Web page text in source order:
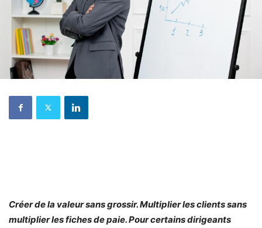
Créer de la valeur sans grossir. Multiplier les clients sans
multiplier les fiches de paie. Pour certains dirigeants